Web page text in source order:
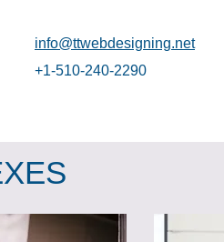
info@ttwebdesigning.net
+1-510-240-2290